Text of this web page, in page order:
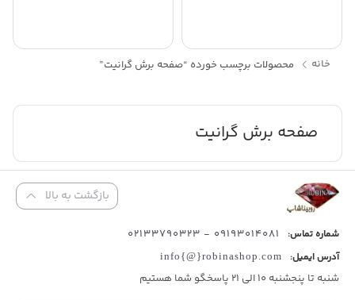
خانه محصولات برچسب خورده “صفحه برش گرانیت”
صفحه برش گرانیت
بازگشت به بالا
شماره تماس: 09193014081 - 02133790323
آدرس ایمیل: info{@}robinashop.com
شنبه تا پنجشنبه 10 الی 21 پاسخگو شما هستیم